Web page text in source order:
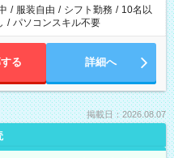
/ 服装自由 / シフト勤務 / 10名以
/ パソコンスキル不要
る 詳細へ
掲載日：2026.08.07